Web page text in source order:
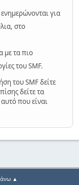
για
στο
με τα πιο
του SMF.
του SMF δείτε
δείτε τα
που είναι
▲